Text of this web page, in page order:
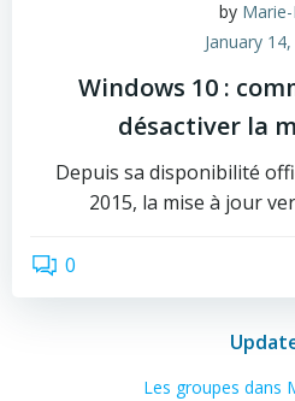
by Marie-
January
Windows 10 :
désactiver la
Depuis sa disponibilité
2015, la mise à jour
0
Les groupes dans